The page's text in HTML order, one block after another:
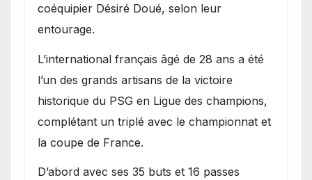
coéquipier Désiré Doué, selon leur
entourage.
L’international français âgé de 28 ans a été
l’un des grands artisans de la victoire
historique du PSG en Ligue des champions,
complétant un triplé avec le championnat et
la coupe de France.
D’abord avec ses 35 buts et 16 passes